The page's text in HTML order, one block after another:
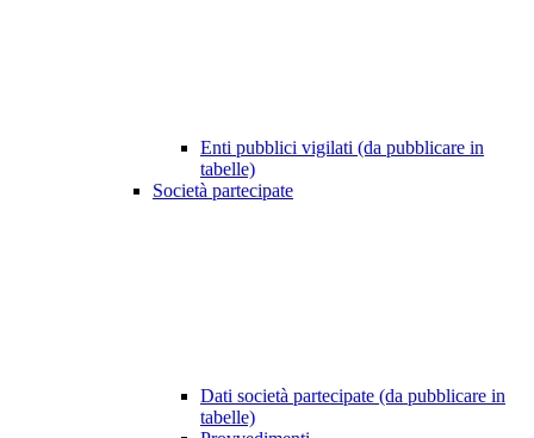
Enti pubblici vigilati (da pubblicare in
tabelle)
Società partecipate
Dati società partecipate (da pubblicare in
tabelle)